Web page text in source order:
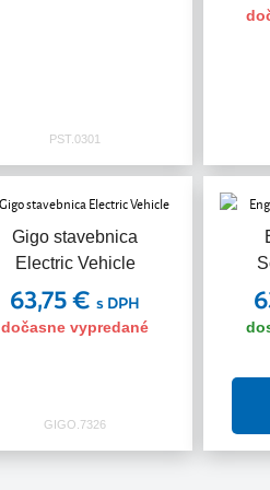
PST.0301
Gigo stavebnica
Electric Vehicle
63,75 €s DPH
dočasne vypredané
GIGO.7326